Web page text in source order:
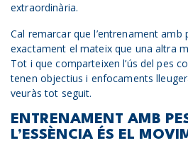
extraordinària.
Cal remarcar que l’entrenament amb
exactament el mateix que una altra
Tot i que comparteixen l’ús del pes
tenen objectius i enfocaments
veuràs tot seguit.
ENTRENAMENT AMB
L’ESSÈNCIA ÉS EL